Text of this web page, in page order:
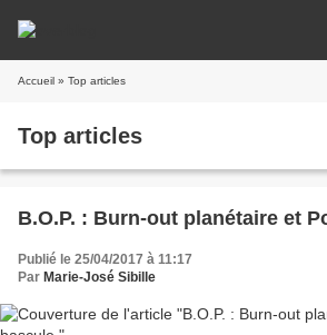
Accueil » Top articles
Top articles
B.O.P. : Burn-out planétaire et
Publié le 25/04/2017 à 11:17
Par Marie-José Sibille